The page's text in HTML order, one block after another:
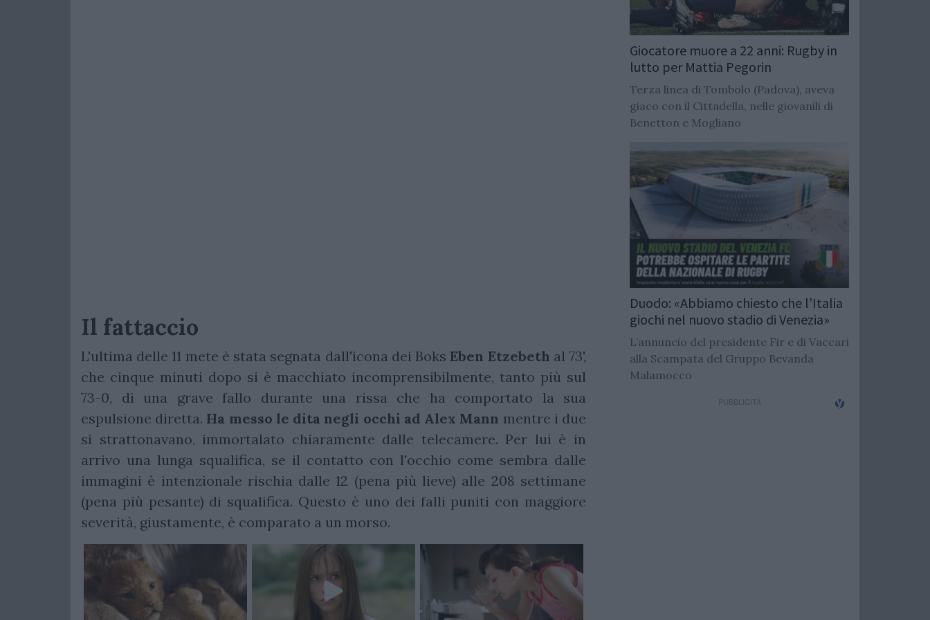
Il fattaccio
L'ultima delle 11 mete è stata segnata dall'icona dei BoksEben Etzebeth al 73',
che cinque minuti dopo si è macchiato incomprensibilmente, tanto più sul
73-0, di una grave fallo durante una rissa che ha comportato la sua
espulsione diretta. Ha messo le dita negli occhi ad Alex Mann mentre i due
si strattonavano, immortalato chiaramente dalle telecamere. Per lui è in
arrivo una lunga squalifica, se il contatto con l'occhio come sembra dalle
immagini è intenzionale rischia dalle 12 (pena più lieve) alle 208 settimane
(pena più pesante) di squalifica. Questo è uno dei falli puniti con maggiore
severità, giustamente, è comparato a un morso.
Giocatore muore a 22 anni: Rugby in
lutto per Mattia Pegorin
Terza linea di Tombolo (Padova), aveva
giaco con il Cittadella, nelle giovanili di
Benetton e Mogliano
Duodo: «Abbiamo chiesto che l’Italia
giochi nel nuovo stadio di Venezia»
L’annuncio del presidente Fir e di Vaccari
alla Scampata del Gruppo Bevanda
Malamocco